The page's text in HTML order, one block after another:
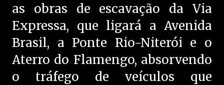
as obras de escavação da Via
Expressa, que ligará a Avenida
Brasil, a Ponte Rio-Niterói e o
Aterro do Flamengo, absorvendo
o tráfego de veículos que